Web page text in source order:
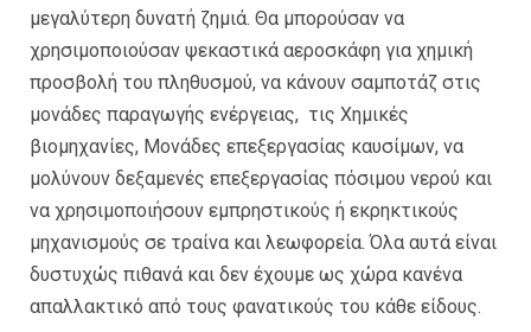
μεγαλύτερη δυνατή ζημιά. Θα μπορούσαν να
χρησιμοποιούσαν ψεκαστικά αεροσκάφη για χημική
προσβολή του πληθυσμού, να κάνουν σαμποτάζ στις
μονάδες παραγωγής ενέργειας, τις Χημικές
βιομηχανίες, Μονάδες επεξεργασίας καυσίμων, να
μολύνουν δεξαμενές επεξεργασίας πόσιμου νερού και
να χρησιμοποιήσουν εμπρηστικούς ή εκρηκτικούς
μηχανισμούς σε τραίνα και λεωφορεία. Όλα αυτά είναι
δυστυχώς πιθανά και δεν έχουμε ως χώρα κανένα
απαλλακτικό από τους φανατικούς του κάθε είδους.